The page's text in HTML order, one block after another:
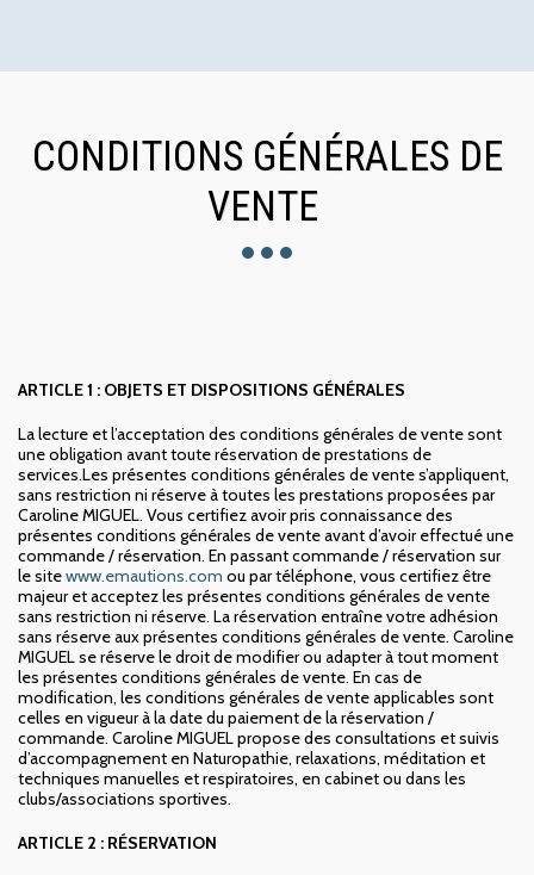
CONDITIONS GÉNÉRALES DE
VENTE
ARTICLE 1 : OBJETS ET DISPOSITIONS GÉNÉRALES
La lecture et l’acceptation des conditions générales de vente sont
une obligation avant toute réservation de prestations de
services.Les présentes conditions générales de vente s’appliquent,
sans restriction ni réserve à toutes les prestations proposées par
Caroline MIGUEL. Vous certifiez avoir pris connaissance des
présentes conditions générales de vente avant d’avoir effectué une
commande / réservation. En passant commande / réservation sur
le sitewww.emautions.com ou par téléphone, vous certifiez être
majeur et acceptez les présentes conditions générales de vente
sans restriction ni réserve. La réservation entraîne votre adhésion
sans réserve aux présentes conditions générales de vente. Caroline
MIGUEL se réserve le droit de modifier ou adapter à tout moment
les présentes conditions générales de vente. En cas de
modification, les conditions générales de vente applicables sont
celles en vigueur à la date du paiement de la réservation /
commande. Caroline MIGUEL propose des consultations et suivis
d’accompagnement en Naturopathie, relaxations, méditation et
techniques manuelles et respiratoires, en cabinet ou dans les
clubs/associations sportives.
ARTICLE 2 : RÉSERVATION